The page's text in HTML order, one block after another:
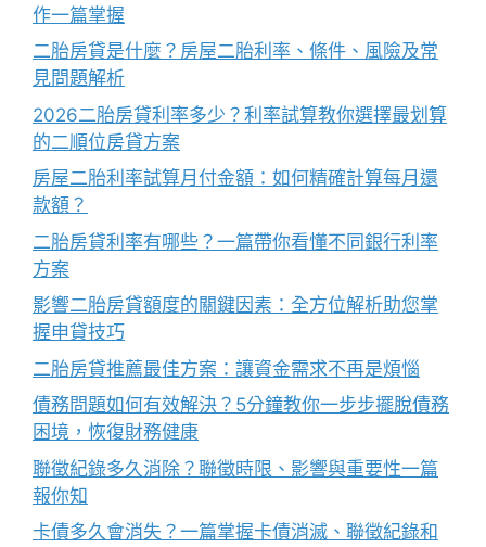
作一篇掌握
二胎房貸是什麼？房屋二胎利率、條件、風險及常
見問題解析
2026二胎房貸利率多少？利率試算教你選擇最划算
的二順位房貸方案
房屋二胎利率試算月付金額：如何精確計算每月還
款額？
二胎房貸利率有哪些？一篇帶你看懂不同銀行利率
方案
影響二胎房貸額度的關鍵因素：全方位解析助您掌
握申貸技巧
二胎房貸推薦最佳方案：讓資金需求不再是煩惱
債務問題如何有效解決？5分鐘教你一步步擺脫債務
困境，恢復財務健康
聯徵紀錄多久消除？聯徵時限、影響與重要性一篇
報你知
卡債多久會消失？一篇掌握卡債消滅、聯徵紀錄和